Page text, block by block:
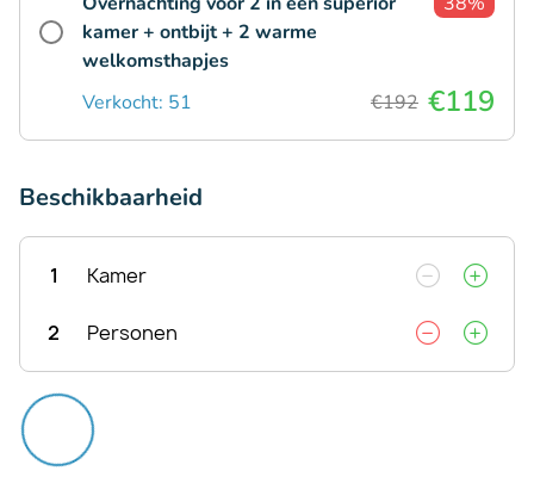
kamer + ontbijt + 2 warme
welkomsthapjes
Verkocht: 51 €192 €119
Beschikbaarheid
1 Kamer
2 Personen